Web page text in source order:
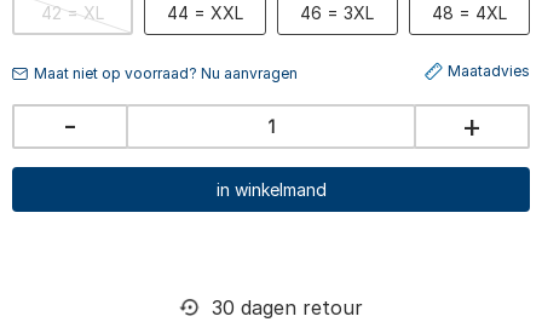
42 = XL 44 = XXL 46 = 3XL 48 = 4XL
Maat niet op voorraad? Nu aanvragen Maatadvies
- +
in winkelmand
30 dagen retour